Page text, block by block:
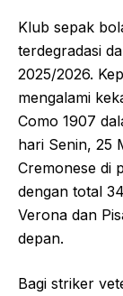
Klub sepak
terdegradasi
2025/2026.
mengalami
Como 1907
hari Senin, 25
Cremonese di
dengan total
Verona dan
depan.
Bagi striker